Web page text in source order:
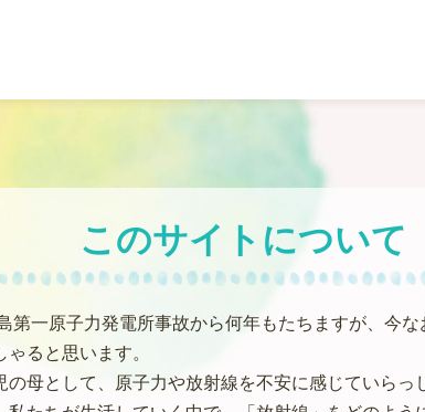
このサイトについて
第一原子力発電所事故から何年もたちますが、今
ると思います。
の母として、原子力や放射線を不安に感じていらっ